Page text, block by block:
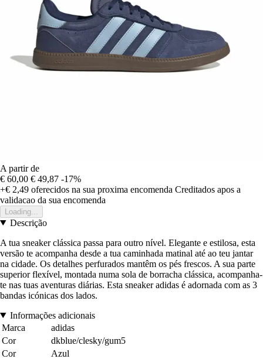
A partir de
€ 60,00 € 49,87 -17%
+€ 2,49 oferecidos na sua proxima encomenda Creditados apos a
validacao da sua encomenda
Loading...
Descrição
A tua sneaker clássica passa para outro nível. Elegante e estilosa, esta
versão te acompanha desde a tua caminhada matinal até ao teu jantar
na cidade. Os detalhes perfurados mantêm os pés frescos. A sua parte
superior flexível, montada numa sola de borracha clássica, acompanha-
te nas tuas aventuras diárias. Esta sneaker adidas é adornada com as 3
bandas icónicas dos lados.
Informações adicionais
Marca
adidas
Cor
dkblue/clesky/gum5
Cor
Azul